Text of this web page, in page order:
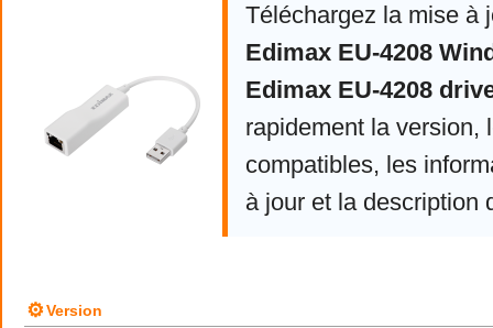
Téléchargez la mise à
Edimax EU-4208
Edimax EU-4208
rapidement la version,
compatibles, les
à jour et la description
⚙Version